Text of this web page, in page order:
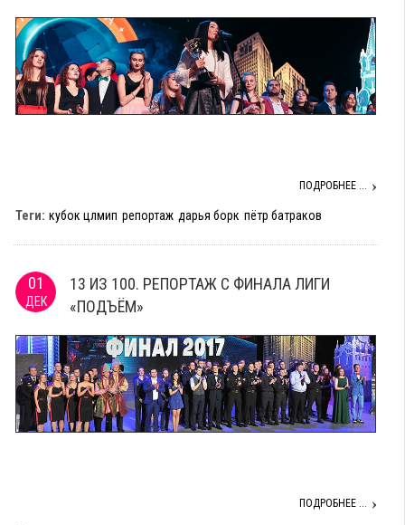
ПОДРОБНЕЕ ...
Теги: кубок цлмип репортаж дарья борк пётр батраков
01
ДЕК
13 ИЗ 100. РЕПОРТАЖ С ФИНАЛА ЛИГИ
«ПОДЪЁМ»
ПОДРОБНЕЕ ...